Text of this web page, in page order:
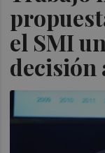
el SMI
decisión